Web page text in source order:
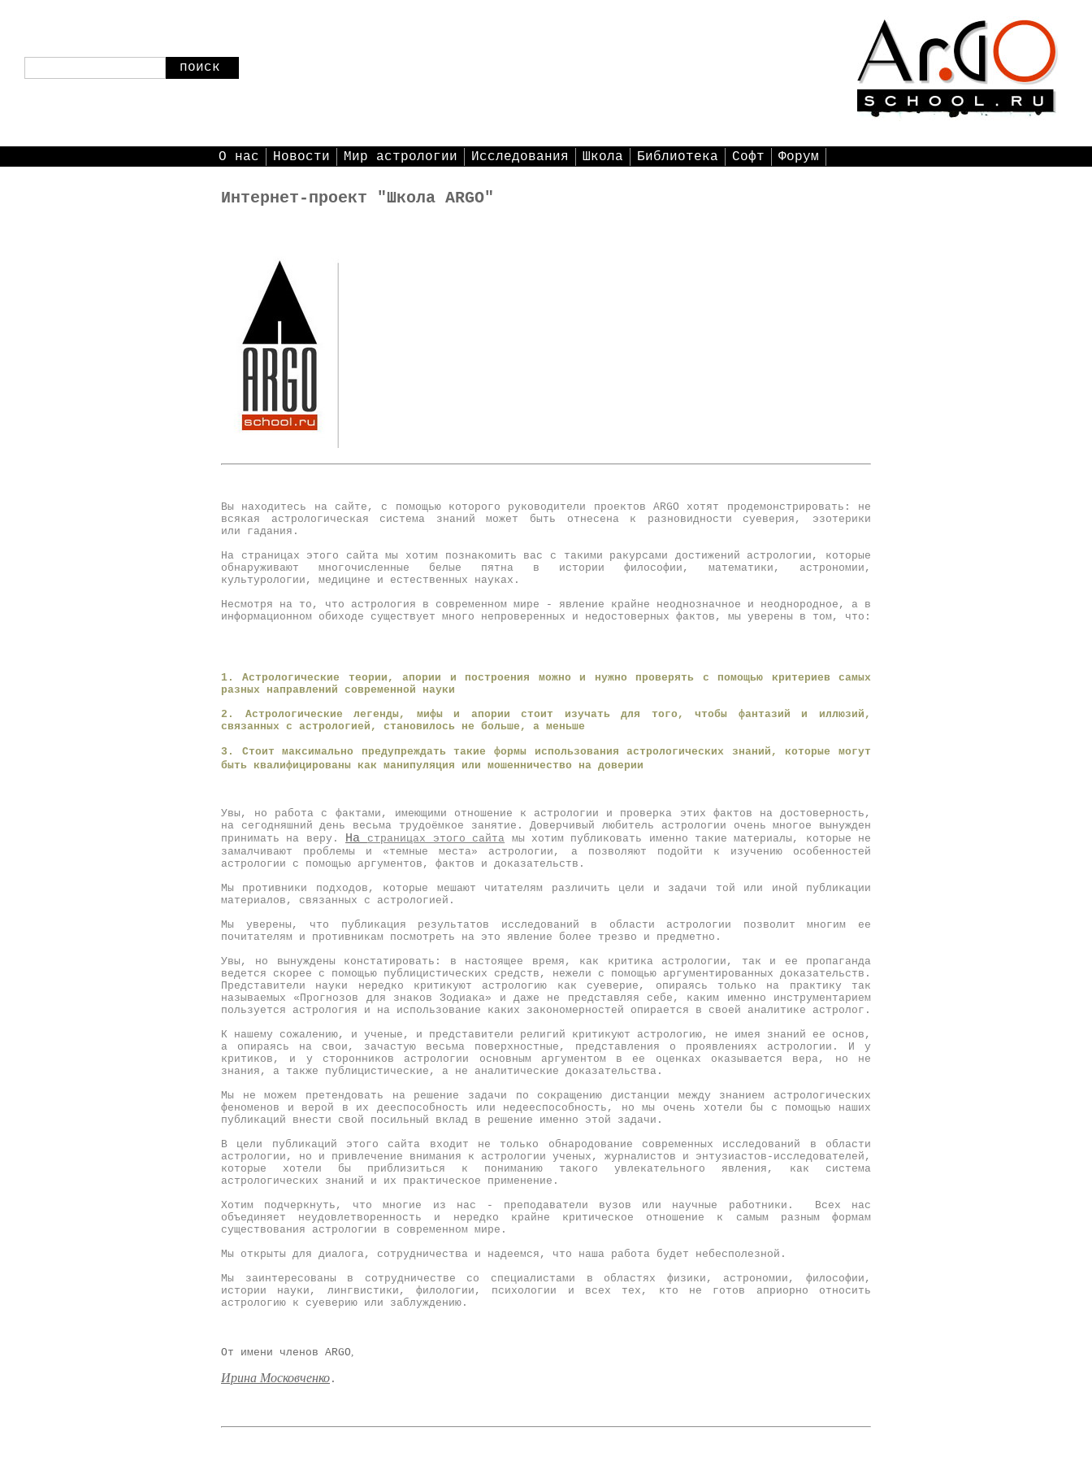
поиск
О нас Новости Мир астрологии Исследования Школа Библиотека Софт Форум
Интернет-проект "Школа ARGO"
Вы находитесь на сайте, с помощью которого руководители проектов ARGO хотят продемонстрировать: не
всякая астрологическая система знаний может быть отнесена к разновидности суеверия, эзотерики
или гадания .
На страницах этого сайта мы хотим познакомить вас с такими ракурсами достижений астрологии, которые
обнаруживают многочисленные белые пятна в истории философии , математики , астрономии ,
культурологии, медицине и естественных науках.
Несмотря на то, что астрология в современном мире - явление крайне неоднозначное и неоднородное, а в
информационном обиходе существует много непроверенных и недостоверных фактов , мы уверены в том, что:
1. Астрологические теории, апории и построения можно и нужно проверять с помощью критериев самых
разных направлений современной науки
2. Астрологические легенды, мифы и апории стоит изучать для того, чтобы фантазий и иллюзий,
связанных с астрологией, становилось не больше, а меньше
3. Стоит максимально предупреждать такие формы использования астрологических знаний, которые могут
быть квалифицированы как манипуляция или мошенничество на доверии
Увы, но работа с фактами, имеющими отношение к астрологии и проверка этих фактов на достоверность,
на сегодняшний день весьма трудоёмкое занятие. Доверчивый любитель астрологии очень многое вынужден
принимать на веру. На страницах этого сайта мы хотим публиковать именно такие материалы, которые не
замалчивают проблемы и «темные места» астрологии, а позволяют подойти к изучению особенностей
астрологии с помощью аргументов, фактов и доказательств.
Мы противники подходов, которые мешают читателям различить цели и задачи той или иной публикации
материалов, связанных с астрологией.
Мы уверены, что публикация результатов исследований в области астрологии позволит многим ее
почитателям и противникам посмотреть на это явление более трезво и предметно.
Увы, но вынуждены констатировать: в настоящее время, как критика астрологии, так и ее пропаганда
ведется скорее с помощью публицистических средств, нежели с помощью аргументированных доказательств.
Представители науки нередко критикуют астрологию как суеверие, опираясь только на практику так
называемых «Прогнозов для знаков Зодиака» и даже не представляя себе, каким именно инструментарием
пользуется астрология и на использование каких закономерностей опирается в своей аналитике астролог.
К нашему сожалению, и ученые, и представители религий критикуют астрологию, не имея знаний ее основ,
а опираясь на свои, зачастую весьма поверхностные, представления о проявлениях астрологии. И у
критиков, и у сторонников астрологии основным аргументом в ее оценках оказывается вера, но не
знания, а также публицистические, а не аналитические доказательства.
Мы не можем претендовать на решение задачи по сокращению дистанции между знанием астрологических
феноменов и верой в их дееспособность или недееспособность, но мы очень хотели бы с помощью наших
публикаций внести свой посильный вклад в решение именно этой задачи.
В цели публикаций этого сайта входит не только обнародование современных исследований в области
астрологии, но и привлечение внимания к астрологии ученых, журналистов и энтузиастов-исследователей,
которые хотели бы приблизиться к пониманию такого увлекательного явления, как система
астрологических знаний и их практическое применение.
Хотим подчеркнуть, что многие из нас - преподаватели вузов или научные работники.
Всех нас
объединяет неудовлетворенность и нередко крайне критическое отношение к самым разным формам
существования астрологии в современном мире.
Мы открыты для диалога, сотрудничества и надеемся, что наша работа будет небесполезной.
Мы заинтересованы в сотрудничестве со специалистами в областях физики, астрономии, философии,
истории науки, лингвистики, филологии, психологии и всех тех, кто не готов априорно относить
астрологию к суеверию или заблуждению.
От имени членов ARGO
Ирина Московченко .